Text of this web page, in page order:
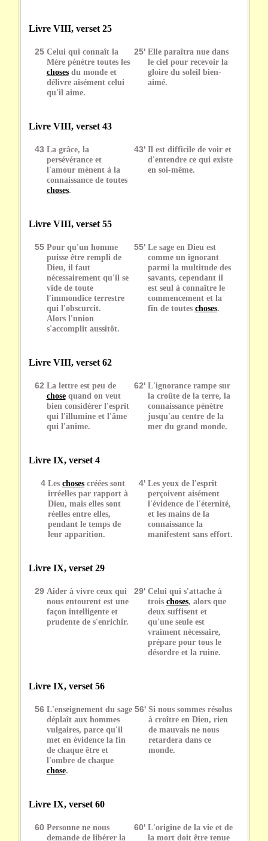
Livre VIII, verset 25
25 Celui qui connaît la
Mère pénètre toutes les
chosesdu monde et
délivre aisément celui
qu'il aime.
25' Elle paraîtra nue dans
le ciel pour recevoir la
gloire du soleil bien-
aimé.
Livre VIII, verset 43
43 La grâce, la
persévérance et
l'amour mènent à la
connaissance de toutes
choses.
43' Il est difficile de voir et
d'entendre ce qui existe
en soi-même.
Livre VIII, verset 55
55 Pour qu'un homme
puisse être rempli de
Dieu, il faut
nécessairement qu'il se
vide de toute
l'immondice terrestre
qui l'obscurcit.
Alors l'union
s'accomplit aussitôt.
55' Le sage en Dieu est
comme un ignorant
parmi la multitude des
savants, cependant il
est seul à connaître le
commencement et la
fin de toutes choses.
Livre VIII, verset 62
62 La lettre est peu de
chosequand on veut
bien considérer l'esprit
qui l'illumine et l'âme
qui l'anime.
62' L'ignorance rampe sur
la croûte de la terre, la
connaissance pénètre
jusqu'au centre de la
mer du grand monde.
Livre IX, verset 4
4 Les chosescréées sont
irréelles par rapport à
Dieu, mais elles sont
réelles entre elles,
pendant le temps de
leur apparition.
4' Les yeux de l'esprit
perçoivent aisément
l'évidence de l'éternité,
et les mains de la
connaissance la
manifestent sans effort.
Livre IX, verset 29
29 Aider à vivre ceux qui
nous entourent est une
façon intelligente et
prudente de s'enrichir.
29' Celui qui s'attache à
trois choses, alors que
deux suffisent et
qu'une seule est
vraiment nécessaire,
prépare pour tous le
désordre et la ruine.
Livre IX, verset 56
56 L'enseignement du sage
déplaît aux hommes
vulgaires, parce qu'il
met en évidence la fin
de chaque être et
l'ombre de chaque
chose.
56' Si nous sommes résolus
à croître en Dieu, rien
de mauvais ne nous
retardera dans ce
monde.
Livre IX, verset 60
60 Personne ne nous
demande de libérer la
60' L'origine de la vie et de
la mort doit être tenue